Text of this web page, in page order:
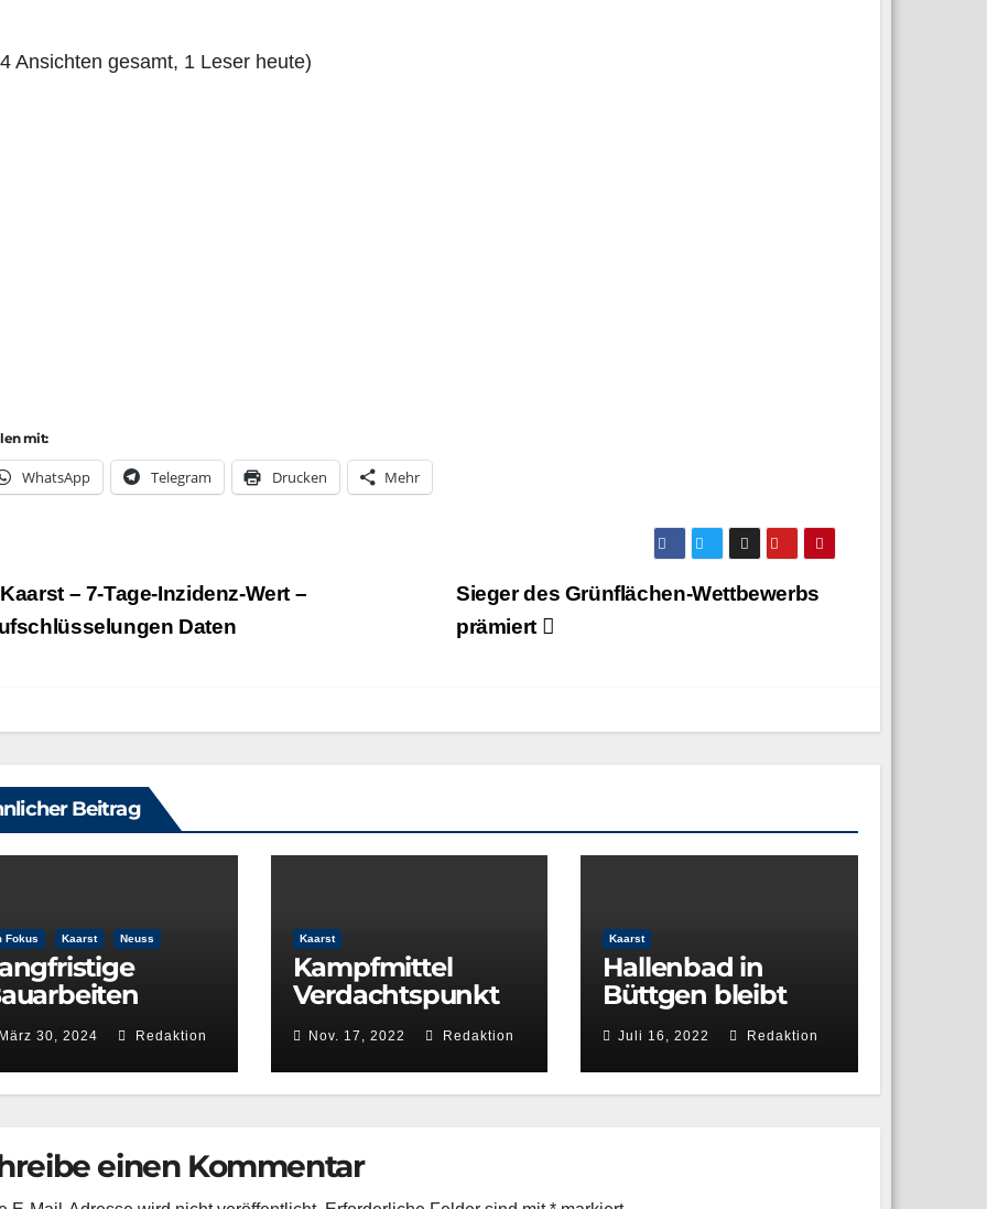
Ansich­ten gesamt, 1 Leser heute)
mit:
Whats­App Tele­gram Dru­cken Mehr
Sieger des Grünflächen-Wettbewerbs
prämiert
Kaarst – 7‑Tage-Inzidenz-Wert –
Daten
Beitrag
Fokus Kaarst Neuss
zu
auf
Linie S28
Neuss
März 30, 2024 Redaktion
Kaarst
Kampfmittel
Verdachtspunkt
in Büttgen –
Einschränkungen
S‑Bahn- und
Straßenverkehr –
Nov. 17, 2022 Redaktion
Kaarst
Hallenbad in
Büttgen bleibt
weiter
geschlossen
Juli 16, 2022 Redaktion
einen Kommentar